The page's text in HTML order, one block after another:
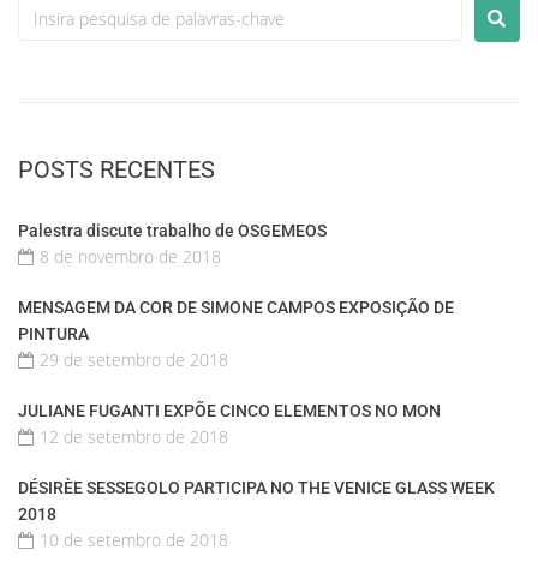
POSTS RECENTES
Palestra discute trabalho de OSGEMEOS
8 de novembro de 2018
MENSAGEM DA COR DE SIMONE CAMPOS EXPOSIÇÃO DE
PINTURA
29 de setembro de 2018
JULIANE FUGANTI EXPÕE CINCO ELEMENTOS NO MON
12 de setembro de 2018
DÉSIRÈE SESSEGOLO PARTICIPA NO THE VENICE GLASS WEEK
2018
10 de setembro de 2018